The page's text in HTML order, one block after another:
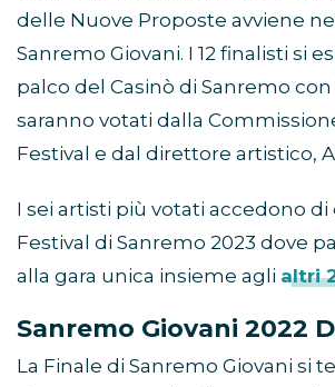
delle Nuove Proposte avviene
Sanremo Giovani. I 12 finalisti si
palco del Casinò di Sanremo
saranno votati dalla
Festival e dal direttore artistico,
I sei artisti più votati accedono di
Festival di Sanremo 2023 dove
alla gara unica insieme agli altri
Sanremo Giovani 2022
La Finale di Sanremo Giovani si